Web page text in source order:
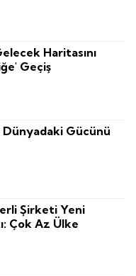
Haritasını
Geçiş
Gücünü
Şirketi Yeni
Çok Az Ülke